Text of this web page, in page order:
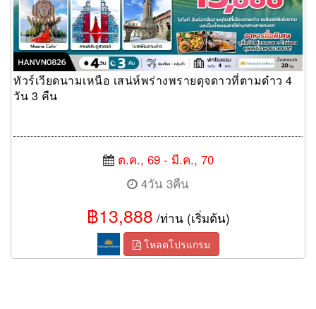
ทัวร์เวียดนามเหนือ เสน่ห์พร่างพรายดุจดาวที่ตามด๋าว 4
วัน 3 คืน
ต.ค., 69 - มี.ค., 70
4วัน 3คืน
฿13,888 /ท่าน (เริ่มต้น)
โหลดโปรแกรม